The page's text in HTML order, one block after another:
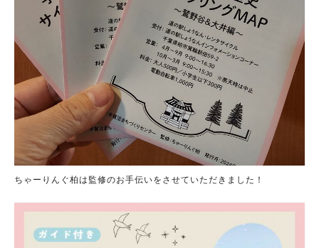
ちゃーりんぐ柏は監修のお手伝いをさせていただきました！